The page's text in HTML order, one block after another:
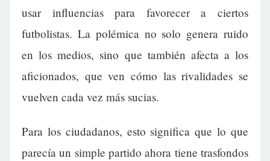
usar influencias para favorecer a ciertos
futbolistas. La polémica no solo genera ruido
en los medios, sino que también afecta a los
aficionados, que ven cómo las rivalidades se
vuelven cada vez más sucias.
Para los ciudadanos, esto significa que lo que
parecía un simple partido ahora tiene trasfondos